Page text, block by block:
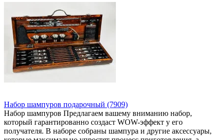
Набор шампуров подарочный (7909)
Набор шампуров Предлагаем вашему вниманию набор,
который гарантированно создаст WOW-эффект у его
получателя. В наборе собраны шампура и другие аксессуары,